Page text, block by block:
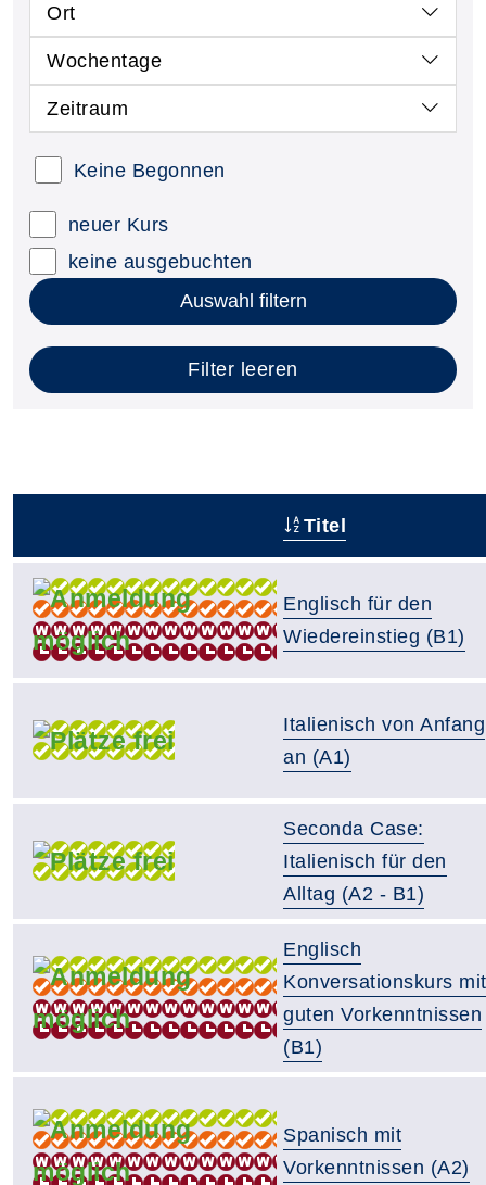
Ort
Wochentage
Zeitraum
Keine Begonnen
neuer Kurs
keine ausgebuchten
Auswahl filtern
Filter leeren
Titel
Englisch für den
Wiedereinstieg (B1)
Italienisch von Anfang
an (A1)
Seconda Case:
Italienisch für den
Alltag (A2 - B1)
Englisch
Konversationskurs mit
guten Vorkenntnissen
(B1)
Spanisch mit
Vorkenntnissen (A2)